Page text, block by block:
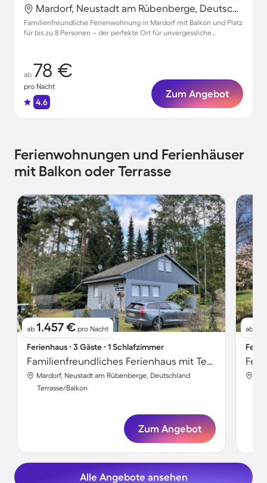
Mardorf, Neustadt am Rübenberge, Deutschland
Familienfreundliche Ferienwohnung in Mardorf mit Balkon und Platz
für bis zu 8 Personen – der perfekte Ort für unvergessliche
ab 78 €
pro Nacht
4.6
Zum Angebot
Ferienwohnungen und Ferienhäuser
mit Balkon oder Terrasse
ab 1.457 € pro Nacht
Ferienhaus ∙ 3 Gäste ∙ 1 Schlafzimmer
Familienfreundliches Ferienhaus mit Terrasse und Garten | Neben dem Strand
Mardorf, Neustadt am Rübenberge, Deutschland
Terrasse/Balkon
Zum Angebot
ab
Alle Angebote ansehen